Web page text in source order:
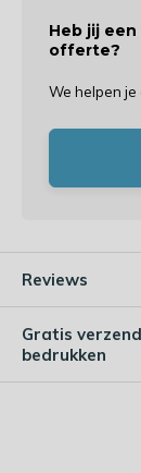
Heb jij
offerte?
We helpen
Reviews
Gratis
bedrukken